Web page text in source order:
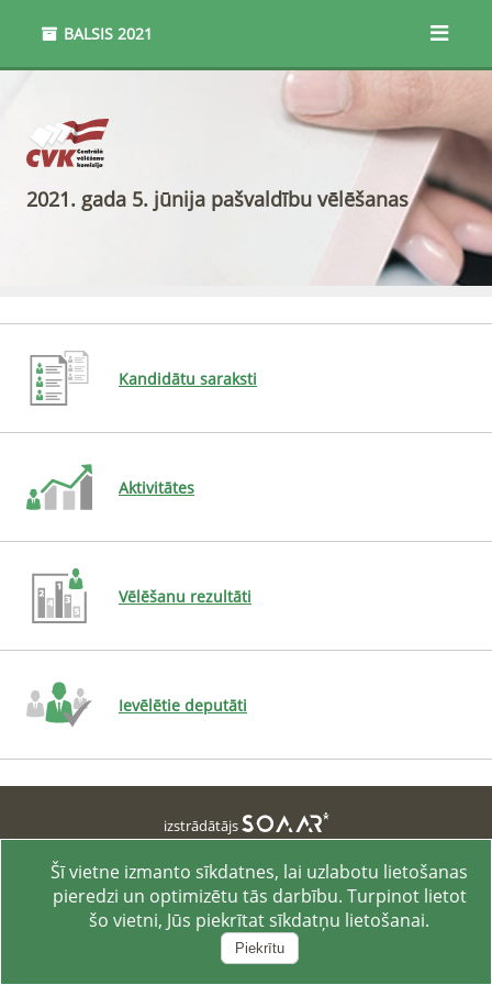
BALSIS 2021
2021. gada 5. jūnija pašvaldību vēlēšanas
Kandidātu saraksti
Aktivitātes
Vēlēšanu rezultāti
Ievēlētie deputāti
izstrādātājs
Pasūtītājs: Centrālā vēlēšanu komisija
Pārlūks:Chrome131
Sistēmas versija: 2.0.61.46
Šī vietne izmanto sīkdatnes, lai uzlabotu lietošanas
pieredzi un optimizētu tās darbību. Turpinot lietot
šo vietni, Jūs piekrītat sīkdatņu lietošanai.
Piekrītu